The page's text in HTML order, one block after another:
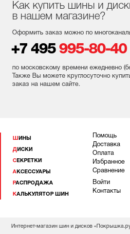
Как купить шины и
в нашем магазине?
Оформить заказ можно по
+7 495 995-80-40
по московскому времени ежедневно
Также Вы можете круглосуточно
заказ на нашем сайте.
ШИНЫ
ДИСКИ
СЕКРЕТКИ
АКСЕССУАРЫ
РАСПРОДАЖА
КАЛЬКУЛЯТОР ШИН
Помощь
Доставка
Оплата
Избранное
Сравнение
Войти
Контакты
Интернет-магазин шин и дисков